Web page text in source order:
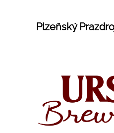
Plzeňský